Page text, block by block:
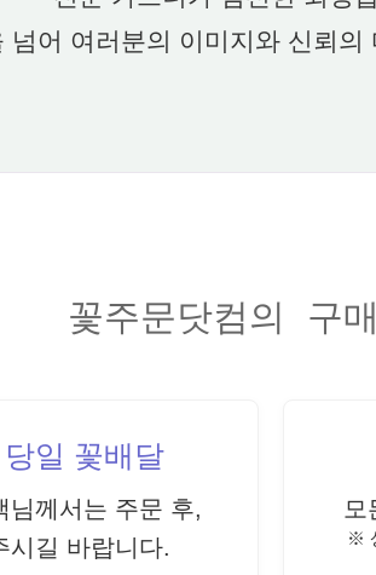
넘어 여러분의 이미지와 신뢰의
꽃주문닷컴의 구
일 꽃배달
님께서는 주문 후,
시길 바랍니다.
모
※